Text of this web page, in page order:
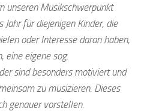
unseren Musikschwerpunkt
für diejenigen Kinder, die
oder Interesse daran haben,
eine eigene sog.
sind besonders motiviert und
zu musizieren. Dieses
genauer vorstellen.